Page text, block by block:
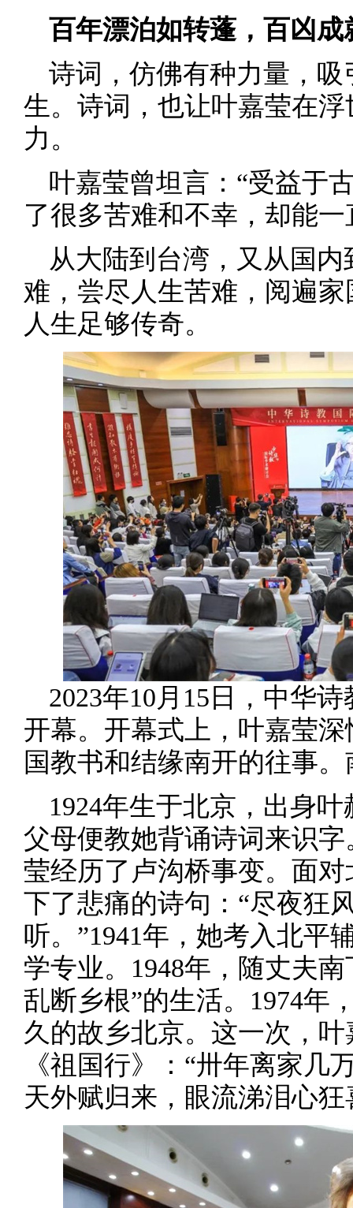
百年漂泊如转蓬，百凶成
诗词，仿佛有种力量，
生。诗词，也让叶嘉莹在
力。
叶嘉莹曾坦言：“受益于
了很多苦难和不幸，却能
从大陆到台湾，又从国
难，尝尽人生苦难，阅遍
人生足够传奇。
2023年10月15日，中华
开幕。开幕式上，叶嘉莹
国教书和结缘南开的往事
1924年生于北京，出身
父母便教她背诵诗词来识
莹经历了卢沟桥事变。面
下了悲痛的诗句：“尽夜狂
听。”1941年，她考入北平
学专业。1948年，随丈夫
乱断乡根”的生活。1974年
久的故乡北京。这一次，
《祖国行》：“卅年离家几
天外赋归来，眼流涕泪心